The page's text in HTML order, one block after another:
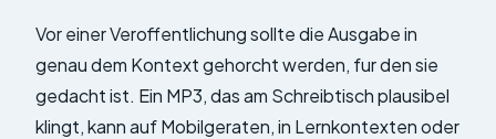
Vor einer Veroffentlichung sollte die Ausgabe in
genau dem Kontext gehorcht werden, fur den sie
gedacht ist. Ein MP3, das am Schreibtisch plausibel
klingt, kann auf Mobilgeraten, in Lernkontexten oder